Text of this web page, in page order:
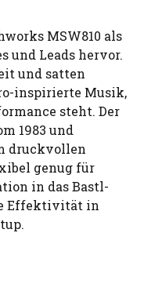
MSW810 als
und Leads hervor.
und satten
inspirierte Musik,
steht. Der
1983 und
druckvollen
genug für
in das Bastl-
Effektivität in